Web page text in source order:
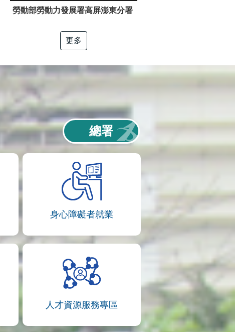
勞動部勞動力發展署高屏澎東分署「電工冷凍」職類介紹
更多
總署
身心障礙者就業
人才資源服務專區